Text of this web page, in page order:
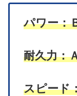
パワー：
耐久力：
スピード